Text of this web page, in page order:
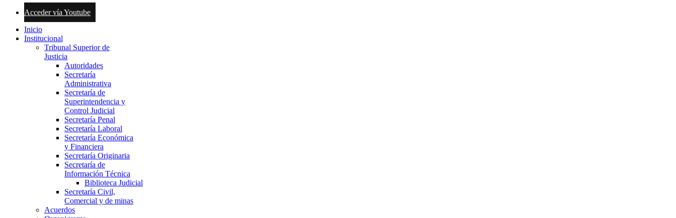
Acceder vía Youtube
Inicio
Institucional
Tribunal Superior de
Justicia
Autoridades
Secretaría
Administrativa
Secretaría de
Superintendencia y
Control Judicial
Secretaría Penal
Secretaría Laboral
Secretaría Económica
y Financiera
Secretaría Originaria
Secretaría de
Información Técnica
Biblioteca Judicial
Secretaría Civil,
Comercial y de minas
Acuerdos